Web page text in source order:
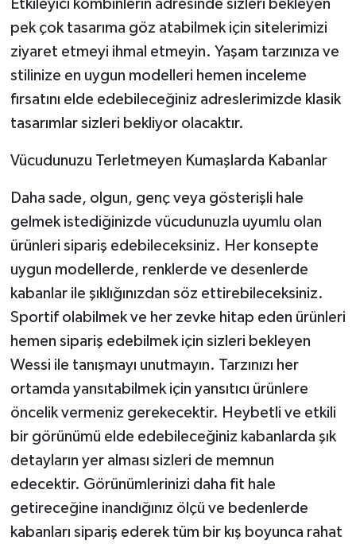
Etkileyici kombinlerin adresinde sizleri bekleyen
pek çok tasarıma göz atabilmek için sitelerimizi
ziyaret etmeyi ihmal etmeyin. Yaşam tarzınıza ve
stilinize en uygun modelleri hemen inceleme
fırsatını elde edebileceğiniz adreslerimizde klasik
tasarımlar sizleri bekliyor olacaktır.
Vücudunuzu Terletmeyen Kumaşlarda Kabanlar
Daha sade, olgun, genç veya gösterişli hale
gelmek istediğinizde vücudunuzla uyumlu olan
ürünleri sipariş edebileceksiniz. Her konsepte
uygun modellerde, renklerde ve desenlerde
kabanlar ile şıklığınızdan söz ettirebileceksiniz.
Sportif olabilmek ve her zevke hitap eden ürünleri
hemen sipariş edebilmek için sizleri bekleyen
Wessi ile tanışmayı unutmayın. Tarzınızı her
ortamda yansıtabilmek için yansıtıcı ürünlere
öncelik vermeniz gerekecektir. Heybetli ve etkili
bir görünümü elde edebileceğiniz kabanlarda şık
detayların yer alması sizleri de memnun
edecektir. Görünümlerinizi daha fit hale
getireceğine inandığınız ölçü ve bedenlerde
kabanları sipariş ederek tüm bir kış boyunca rahat